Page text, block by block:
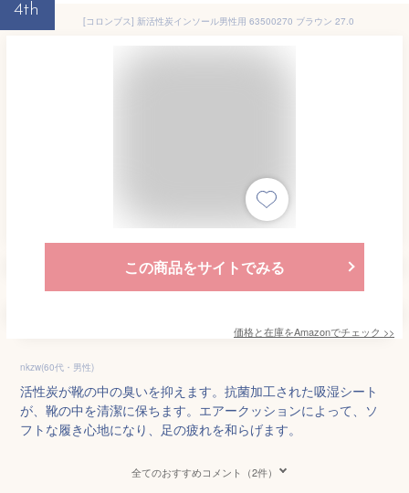
4th
[コロンブス] 新活性炭インソール男性用 63500270 ブラウン 27.0
この商品をサイトでみる
価格と在庫をAmazonでチェック >>
nkzw(60代・男性)
活性炭が靴の中の臭いを抑えます。抗菌加工された吸湿シート
が、靴の中を清潔に保ちます。エアークッションによって、ソ
フトな履き心地になり、足の疲れを和らげます。
全てのおすすめコメント（2件）